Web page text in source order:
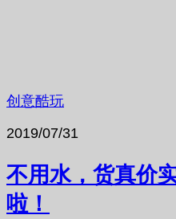
创意酷玩
2019/07/31
不用水，货真价
啦！